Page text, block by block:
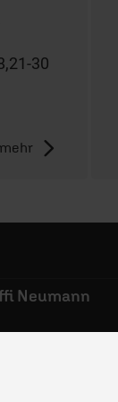
30
mehr
957-1414
Neumann